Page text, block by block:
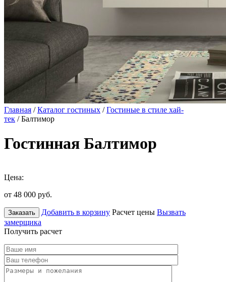
Главная /Каталог гостиных /Гостиные в стиле хай-
тек / Балтимор
Гостинная Балтимор
Цена:
от 48 000 руб.
Заказать Добавить в корзину Расчет цены Вызвать
замерщика
Получить расчет